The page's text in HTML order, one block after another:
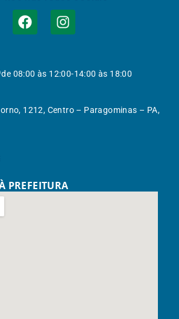
08:00 às 12:00-14:00 às 18:00
1212, Centro – Paragominas – PA,
PREFEITURA